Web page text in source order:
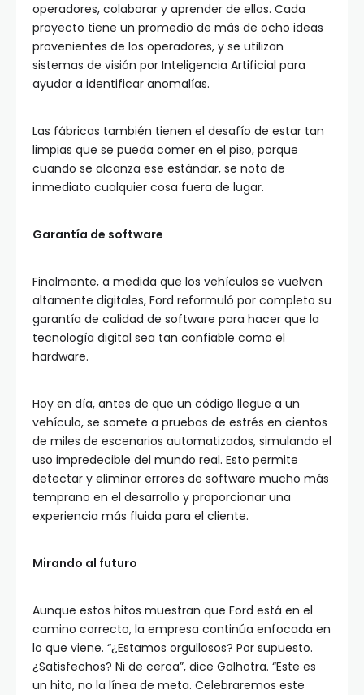
operadores, colaborar y aprender de ellos. Cada
proyecto tiene un promedio de más de ocho ideas
provenientes de los operadores, y se utilizan
sistemas de visión por Inteligencia Artificial para
ayudar a identificar anomalías.
Las fábricas también tienen el desafío de estar tan
limpias que se pueda comer en el piso, porque
cuando se alcanza ese estándar, se nota de
inmediato cualquier cosa fuera de lugar.
Garantía de software
Finalmente, a medida que los vehículos se vuelven
altamente digitales, Ford reformuló por completo su
garantía de calidad de software para hacer que la
tecnología digital sea tan confiable como el
hardware.
Hoy en día, antes de que un código llegue a un
vehículo, se somete a pruebas de estrés en cientos
de miles de escenarios automatizados, simulando el
uso impredecible del mundo real. Esto permite
detectar y eliminar errores de software mucho más
temprano en el desarrollo y proporcionar una
experiencia más fluida para el cliente.
Mirando al futuro
Aunque estos hitos muestran que Ford está en el
camino correcto, la empresa continúa enfocada en
lo que viene. “¿Estamos orgullosos? Por supuesto.
¿Satisfechos? Ni de cerca”, dice Galhotra. “Este es
un hito, no la línea de meta. Celebraremos este